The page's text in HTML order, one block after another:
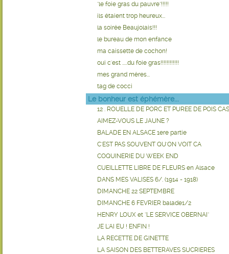
"le foie gras du pauvre"!!!!!
ils étaient trop heureux...
la soirée Beaujolais!!!
le bureau de mon enfance
ma caissette de cochon!
oui c'est .....du foie gras!!!!!!!!!!!!
mes grand mères...
tag de cocci
Le bonheur est éphémère...
12 . ROUELLE DE PORC ET PUREE DE POIS
AIMEZ-VOUS LE JAUNE ?
BALADE EN ALSACE 1ere partie
C'EST PAS SOUVENT QU'ON VOIT CA
COQUINERIE DU WEEK END
CUEILLETTE LIBRE DE FLEURS en Alsace
DANS MES VALISES 6/. (1914 - 1918)
DIMANCHE 22 SEPTEMBRE
DIMANCHE 6 FEVRIER balade1/2
HENRY LOUX et "LE SERVICE OBERNAI"
JE L'AI EU ! ENFIN !
LA RECETTE DE GINETTE
LA SAISON DES BETTERAVES SUCRIERES